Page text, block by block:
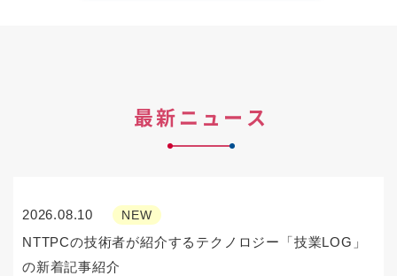
最新ニュース
2026.08.10 NEW
NTTPCの技術者が紹介するテクノロジー「技業LOG」
の新着記事紹介